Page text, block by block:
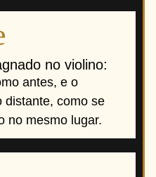
no violino:
antes, e o
distante, como se
no mesmo lugar.